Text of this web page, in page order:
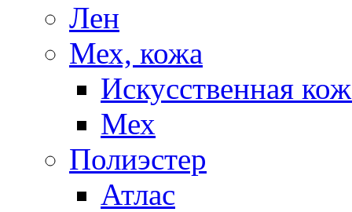
Лен
Мех, кожа
Искусственная
Мех
Полиэстер
Атлас